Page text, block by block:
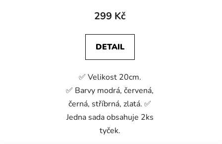
299 Kč
DETAIL
✅ Velikost 20cm.
✅ Barvy modrá, červená,
černá, stříbrná, zlatá. ✅
Jedna sada obsahuje 2ks
tyček.